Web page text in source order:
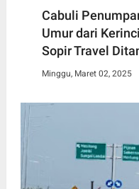
Cabuli
Umur dari
Sopir Travel
Minggu, Maret 02, 2025